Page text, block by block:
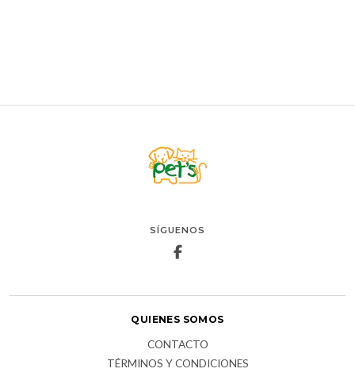
SÍGUENOS
QUIENES SOMOS
CONTACTO
TÉRMINOS Y CONDICIONES